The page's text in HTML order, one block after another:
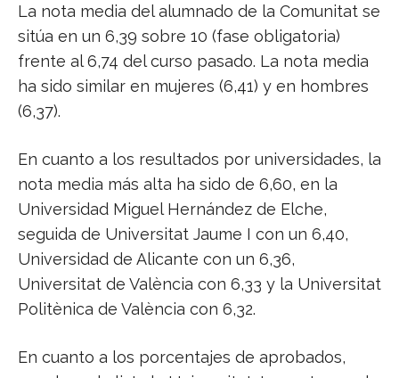
La nota media del alumnado de la Comunitat se
sitúa en un 6,39 sobre 10 (fase obligatoria)
frente al 6,74 del curso pasado. La nota media
ha sido similar en mujeres (6,41) y en hombres
(6,37).
En cuanto a los resultados por universidades, la
nota media más alta ha sido de 6,60, en la
Universidad Miguel Hernández de Elche,
seguida de Universitat Jaume I con un 6,40,
Universidad de Alicante con un 6,36,
Universitat de València con 6,33 y la Universitat
Politènica de València con 6,32.
En cuanto a los porcentajes de aprobados,